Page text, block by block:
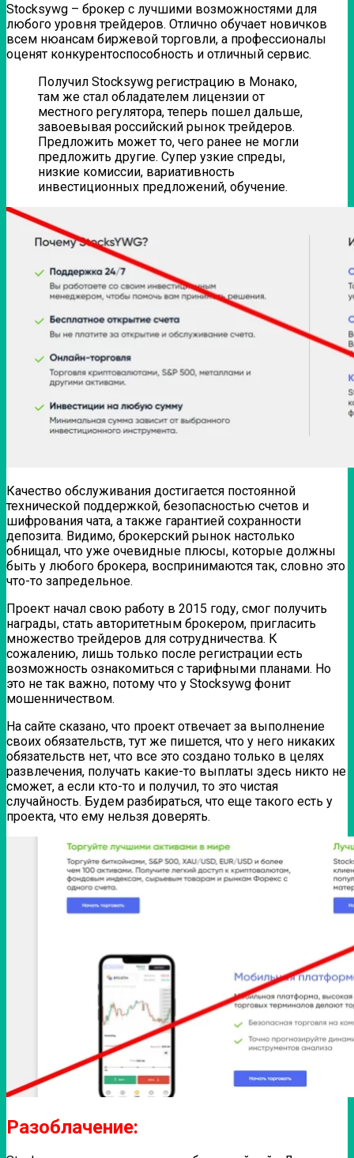
Stocksywg – брокер с лучшими возможностями для
любого уровня трейдеров. Отлично обучает новичков
всем нюансам биржевой торговли, а профессионалы
оценят конкурентоспособность и отличный сервис.
Получил Stocksywg регистрацию в Монако,
там же стал обладателем лицензии от
местного регулятора, теперь пошел дальше,
завоевывая российский рынок трейдеров.
Предложить может то, чего ранее не могли
предложить другие. Супер узкие спреды,
низкие комиссии, вариативность
инвестиционных предложений, обучение.
Качество обслуживания достигается постоянной
технической поддержкой, безопасностью счетов и
шифрования чата, а также гарантией сохранности
депозита. Видимо, брокерский рынок настолько
обнищал, что уже очевидные плюсы, которые должны
быть у любого брокера, воспринимаются так, словно это
что-то запредельное.
Проект начал свою работу в 2015 году, смог получить
награды, стать авторитетным брокером, пригласить
множество трейдеров для сотрудничества. К
сожалению, лишь только после регистрации есть
возможность ознакомиться с тарифными планами. Но
это не так важно, потому что у Stocksywg фонит
мошенничеством.
На сайте сказано, что проект отвечает за выполнение
своих обязательств, тут же пишется, что у него никаких
обязательств нет, что все это создано только в целях
развлечения, получать какие-то выплаты здесь никто не
сможет, а если кто-то и получил, то это чистая
случайность. Будем разбираться, что еще такого есть у
проекта, что ему нельзя доверять.
Разоблачение: